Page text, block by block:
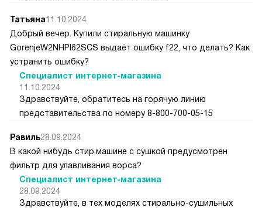
Татьяна11.10.2024
Добрый вечер. Купили стиральную машинку
GorenjeW2NHPI62SCS выдаёт ошибку f22, что делать? Как
устранить ошибку?
Специалист интернет-магазина
11.10.2024
Здравствуйте, обратитесь на горячую линию
представительства по номеру 8-800-700-05-15
Равиль28.09.2024
В какой нибудь стир.машине с сушкой предусмотрен
фильтр для улавливания ворса?
Специалист интернет-магазина
28.09.2024
Здравствуйте, в тех моделях стирально-сушильных